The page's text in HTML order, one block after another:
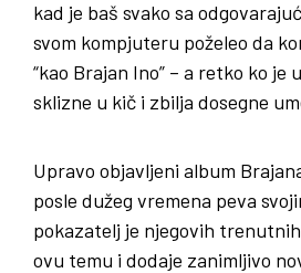
kad je baš svako sa
svom kompjuteru poželeo da
“kao Brajan Ino” – a retko ko je
sklizne u kič i zbilja dosegne
Upravo objavljeni album
posle dužeg vremena peva
pokazatelj je njegovih
ovu temu i dodaje zanimljivo